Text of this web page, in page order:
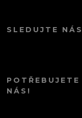
SLEDUJTE
NÁS!